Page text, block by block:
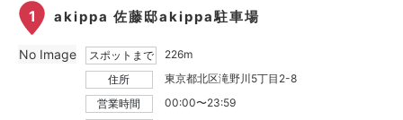
1 akippa 佐藤邸akippa駐車場
スポットまで
226m
住所
東京都北区滝野川5丁目2-8
営業時間
00:00〜23:59
No Image